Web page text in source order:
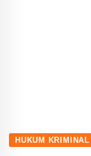
HUKUM KRIMINAL